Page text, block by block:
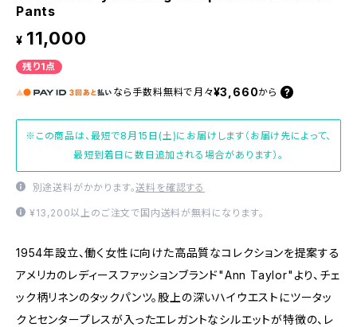
Pants
¥ 11,000
残り1点
なら 手数料無料で 月々¥3,660から
※この商品は、最短で8月15日(土)にお届けします（お届け先によって、
最短到着日に数日追加される場合があります）。
別途送料がかかります。送料を確認する
¥13,200以上のご注文で国内送料が無料になります。
1954年設立、働く女性に向けた高品質なコレクションを提案する
アメリカのレディースファッションブランド"Ann Taylor"より、チェ
ック柄リネンのタックパンツ。股上の深いハイウエストにツータッ
クとセンタープレスが入ったエレガントなシルエットが特徴の、レ